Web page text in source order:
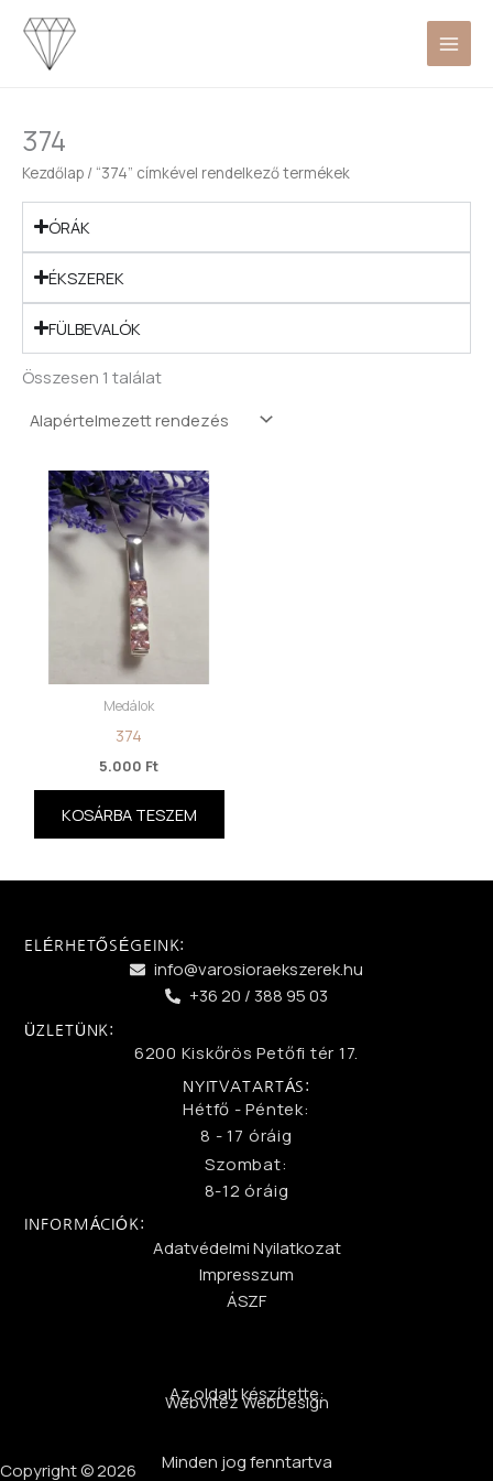
Skip
content
374
Kezdőlap / “374” címkével rendelkező termékek
ÓRÁK
ÉKSZEREK
FÜLBEVALÓK
Összesen 1 találat
Medálok
374
5.000 Ft
KOSÁRBA TESZEM
ELÉRHETŐSÉGEINK:
info@varosioraekszerek.hu
+36 20 / 388 95 03
ÜZLETÜNK:
6200 Kiskőrös Petőfi tér 17.
NYITVATARTÁS:
Hétfő - Péntek:
8 - 17 óráig
Szombat:
8-12 óráig
INFORMÁCIÓK:
Adatvédelmi Nyilatkozat
Impresszum
ÁSZF
Az oldalt készítette:
WebVitéz WebDesign
Minden jog fenntartva
Copyright © 2026